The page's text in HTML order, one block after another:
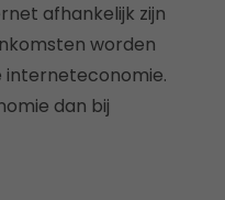
afhankelijk zijn
worden
interneteconomie.
dan bij